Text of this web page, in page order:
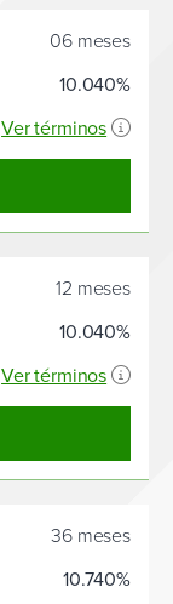
06 meses
10.040%
Ver términos
12 meses
10.040%
Ver términos
36 meses
10.740%